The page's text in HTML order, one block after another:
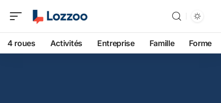
4 roues Activités Entreprise Famille Forme